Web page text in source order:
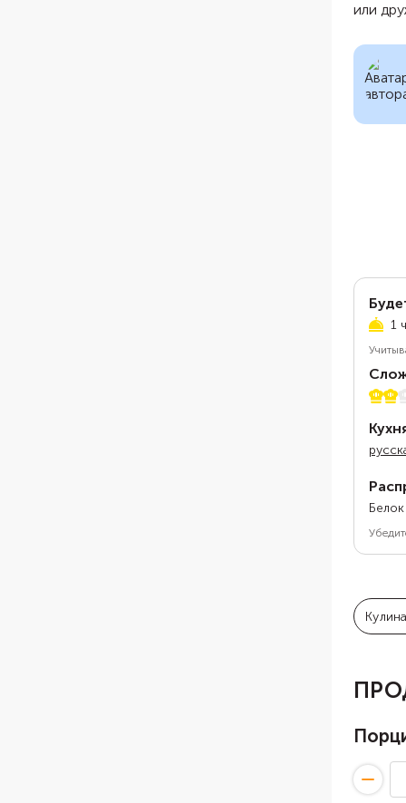
или
1
2 из 5